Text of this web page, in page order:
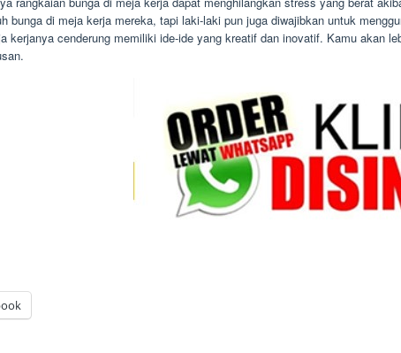
bunga di meja kerja mereka, tapi laki-laki pun juga diwajibkan untuk
kerjanya cenderung memiliki ide-ide yang kreatif dan inovatif. Kamu akan